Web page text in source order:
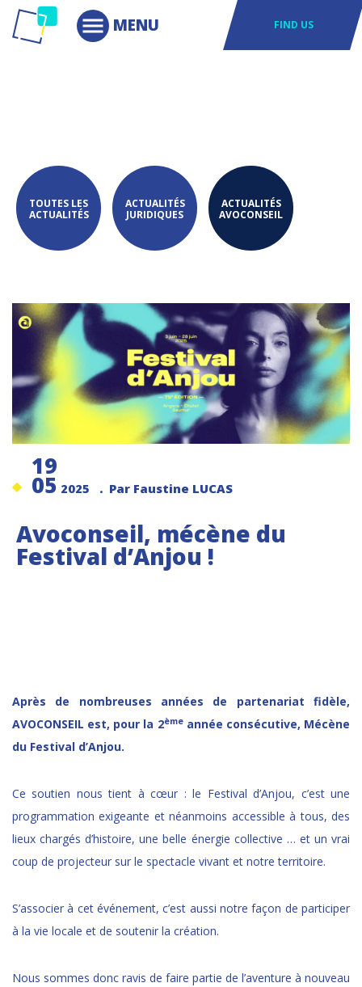
FIND US
TOUTES LES
ACTUALITÉS
ACTUALITÉS
JURIDIQUES
ACTUALITÉS
AVOCONSEIL
19
05 2025 . Par Faustine LUCAS
Avoconseil, mécène du
Festival d’Anjou !
Après de nombreuses années de partenariat fidèle,
AVOCONSEIL est, pour la 2èmeannée consécutive, Mécène
du Festival d’Anjou.
Ce soutien nous tient à cœur : le Festival d’Anjou, c’est une
programmation exigeante et néanmoins accessible à tous, des
lieux chargés d’histoire, une belle énergie collective … et un vrai
coup de projecteur sur le spectacle vivant et notre territoire.
S’associer à cet événement, c’est aussi notre façon de participer
à la vie locale et de soutenir la création.
Nous sommes donc ravis de faire partie de l’aventure à nouveau